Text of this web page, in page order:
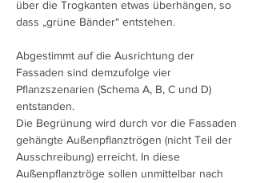
über die Trogkanten etwas überhängen, so
dass „grüne Bänder“ entstehen.
Abgestimmt auf die Ausrichtung der
Fassaden sind demzufolge vier
Pflanzszenarien (Schema A, B, C und D)
entstanden.
Die Begrünung wird durch vor die Fassaden
gehängte Außenpflanztrögen (nicht Teil der
Ausschreibung) erreicht. In diese
Außenpflanztröge sollen unmittelbar nach